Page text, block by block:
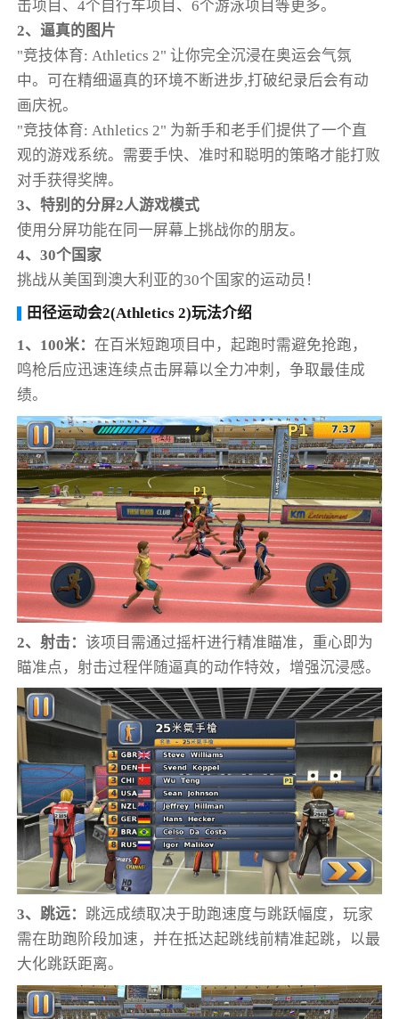
击项目、4个自行车项目、6个游泳项目等更多。
2、逼真的图片
"竞技体育: Athletics 2" 让你完全沉浸在奥运会气氛
中。可在精细逼真的环境不断进步,打破纪录后会有动
画庆祝。
"竞技体育: Athletics 2" 为新手和老手们提供了一个直
观的游戏系统。需要手快、准时和聪明的策略才能打败
对手获得奖牌。
3、特别的分屏2人游戏模式
使用分屏功能在同一屏幕上挑战你的朋友。
4、30个国家
挑战从美国到澳大利亚的30个国家的运动员！
田径运动会2(Athletics 2)玩法介绍
1、100米：在百米短跑项目中，起跑时需避免抢跑，
鸣枪后应迅速连续点击屏幕以全力冲刺，争取最佳成
绩。
2、射击：该项目需通过摇杆进行精准瞄准，重心即为
瞄准点，射击过程伴随逼真的动作特效，增强沉浸感。
3、跳远：跳远成绩取决于助跑速度与跳跃幅度，玩家
需在助跑阶段加速，并在抵达起跳线前精准起跳，以最
大化跳跃距离。